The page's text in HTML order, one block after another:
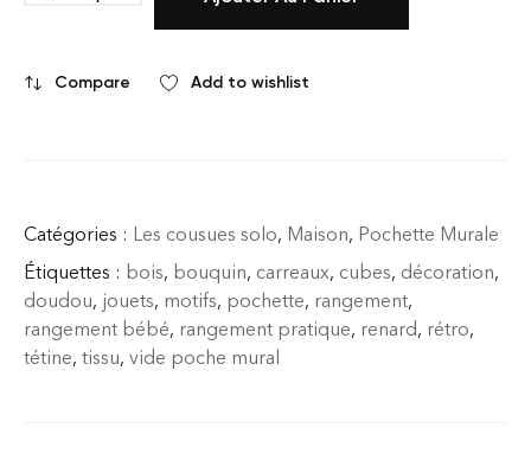
Compare Add to wishlist
Catégories : Les cousues solo, Maison, Pochette Murale
Étiquettes : bois, bouquin, carreaux, cubes, décoration,
doudou, jouets, motifs, pochette, rangement,
rangement bébé, rangement pratique, renard, rétro,
tétine, tissu, vide poche mural